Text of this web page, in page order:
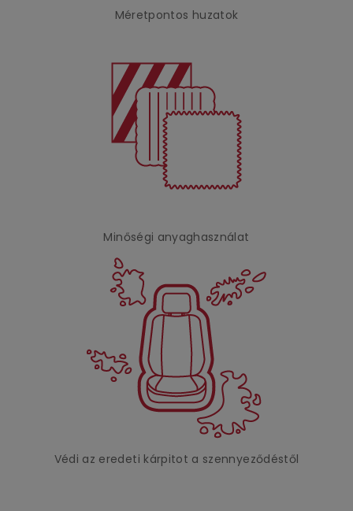
Méretpontos huzatok
Minőségi anyaghasználat
Védi az eredeti kárpitot a szennyeződéstől